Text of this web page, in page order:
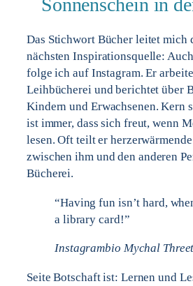
Sonnenschein in
Das Stichwort Bücher leitet mich
nächsten Inspirationsquelle: Auch
folge ich auf Instagram. Er
Leihbücherei und berichtet über
Kindern und Erwachsenen. Kern
ist immer, dass sich freut, wenn
lesen. Oft teilt er
zwischen ihm und den anderen
Bücherei.
“Having fun isn’t hard,
a library card!”
Instagrambio Mychal
Seite Botschaft ist: Lernen und